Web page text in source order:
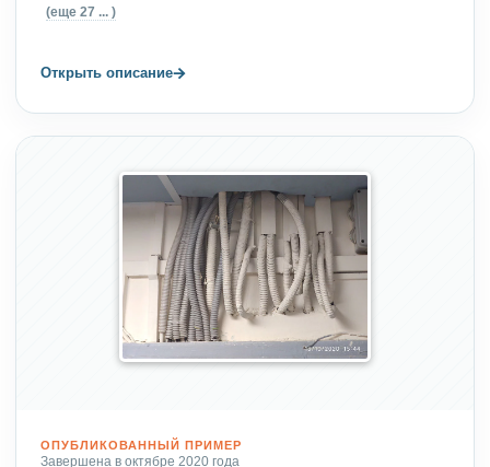
(еще 27 ... )
Открыть описание→
ОПУБЛИКОВАННЫЙ ПРИМЕР
Завершена в октябре 2020 года